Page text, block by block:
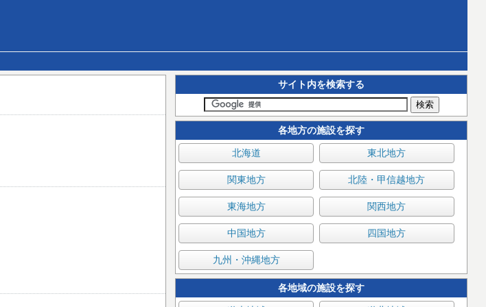
サイト内を検索する
各地方の施設を探す
北海道 東北地方
関東地方 北陸・甲信越地方
東海地方 関西地方
中国地方 四国地方
九州・沖縄地方
各地域の施設を探す